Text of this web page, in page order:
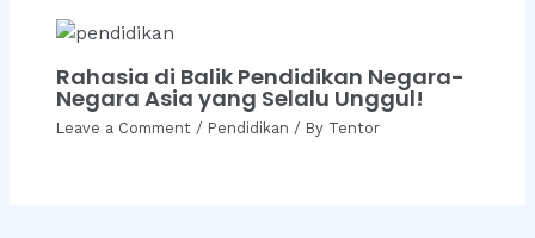
Rahasia di Balik Pendidikan Negara-
Negara Asia yang Selalu Unggul!
Leave a Comment / Pendidikan / By Tentor